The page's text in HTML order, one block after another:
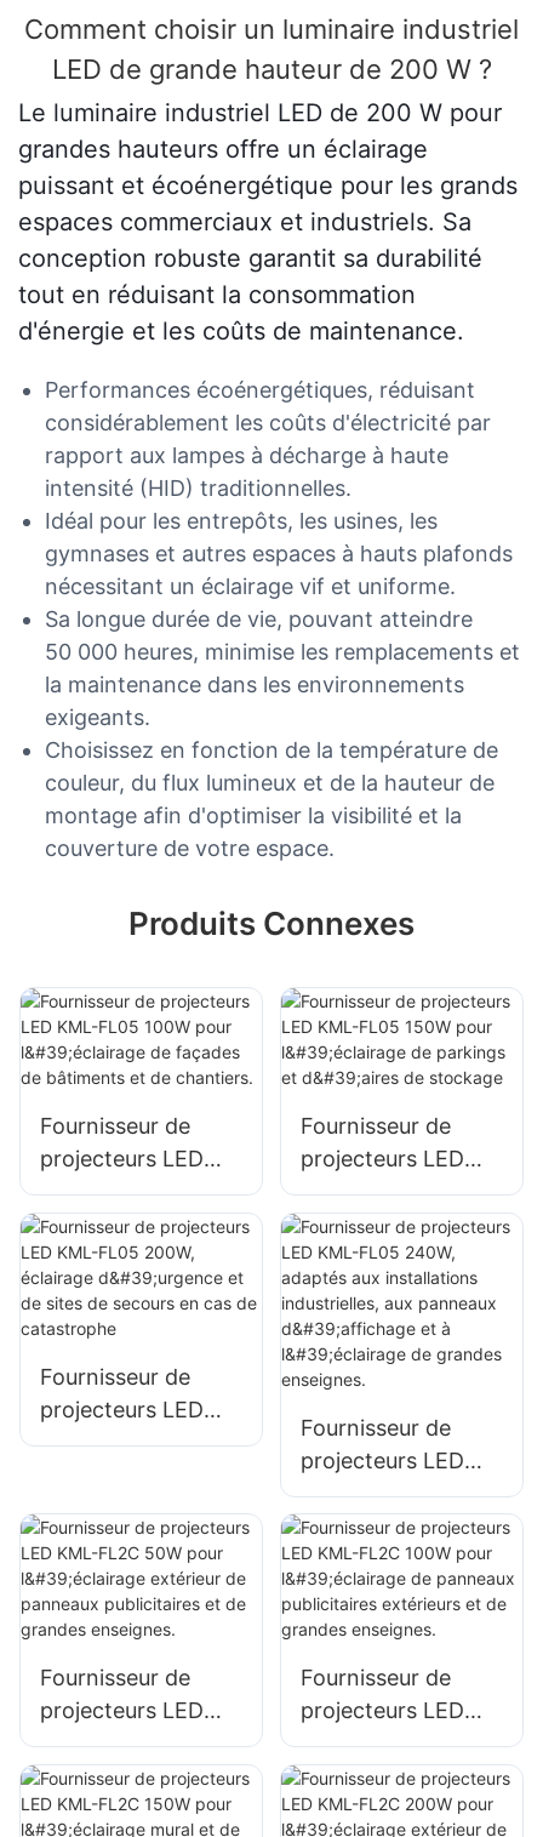
Comment choisir un luminaire industriel
LED de grande hauteur de 200 W ?
Le luminaire industriel LED de 200 W pour
grandes hauteurs offre un éclairage
puissant et écoénergétique pour les grands
espaces commerciaux et industriels. Sa
conception robuste garantit sa durabilité
tout en réduisant la consommation
d'énergie et les coûts de maintenance.
Performances écoénergétiques, réduisant
considérablement les coûts d'électricité par
rapport aux lampes à décharge à haute
intensité (HID) traditionnelles.
Idéal pour les entrepôts, les usines, les
gymnases et autres espaces à hauts plafonds
nécessitant un éclairage vif et uniforme.
Sa longue durée de vie, pouvant atteindre
50 000 heures, minimise les remplacements et
la maintenance dans les environnements
exigeants.
Choisissez en fonction de la température de
couleur, du flux lumineux et de la hauteur de
montage afin d'optimiser la visibilité et la
couverture de votre espace.
Produits Connexes
Fournisseur de
projecteurs LED
KML-FL05 100W
pour l'éclairage de
façades de
bâtiments et de
chantiers.
Fournisseur de
projecteurs LED
KML-FL05 150W
pour l'éclairage de
parkings et d'aires
de stockage
Fournisseur de
projecteurs LED
KML-FL05 200W,
et de sites de
secours en cas de
catastrophe
Fournisseur de
projecteurs LED
KML-FL05 240W,
adaptés aux
installations
industrielles, aux
panneaux
l'éclairage de
grandes enseignes.
Fournisseur de
projecteurs LED
KML-FL2C 50W
pour l'éclairage
extérieur de
Fournisseur de
projecteurs LED
KML-FL2C 100W
pour l'éclairage de
panneaux